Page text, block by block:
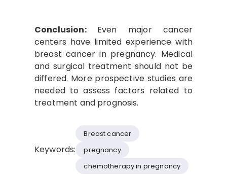
Conclusion: Even major cancer
centers have limited experience with
breast cancer in pregnancy. Medical
and surgical treatment should not be
differed. More prospective studies are
needed to assess factors related to
treatment and prognosis.
Keywords:
Breast cancer
pregnancy
chemotherapy in pregnancy